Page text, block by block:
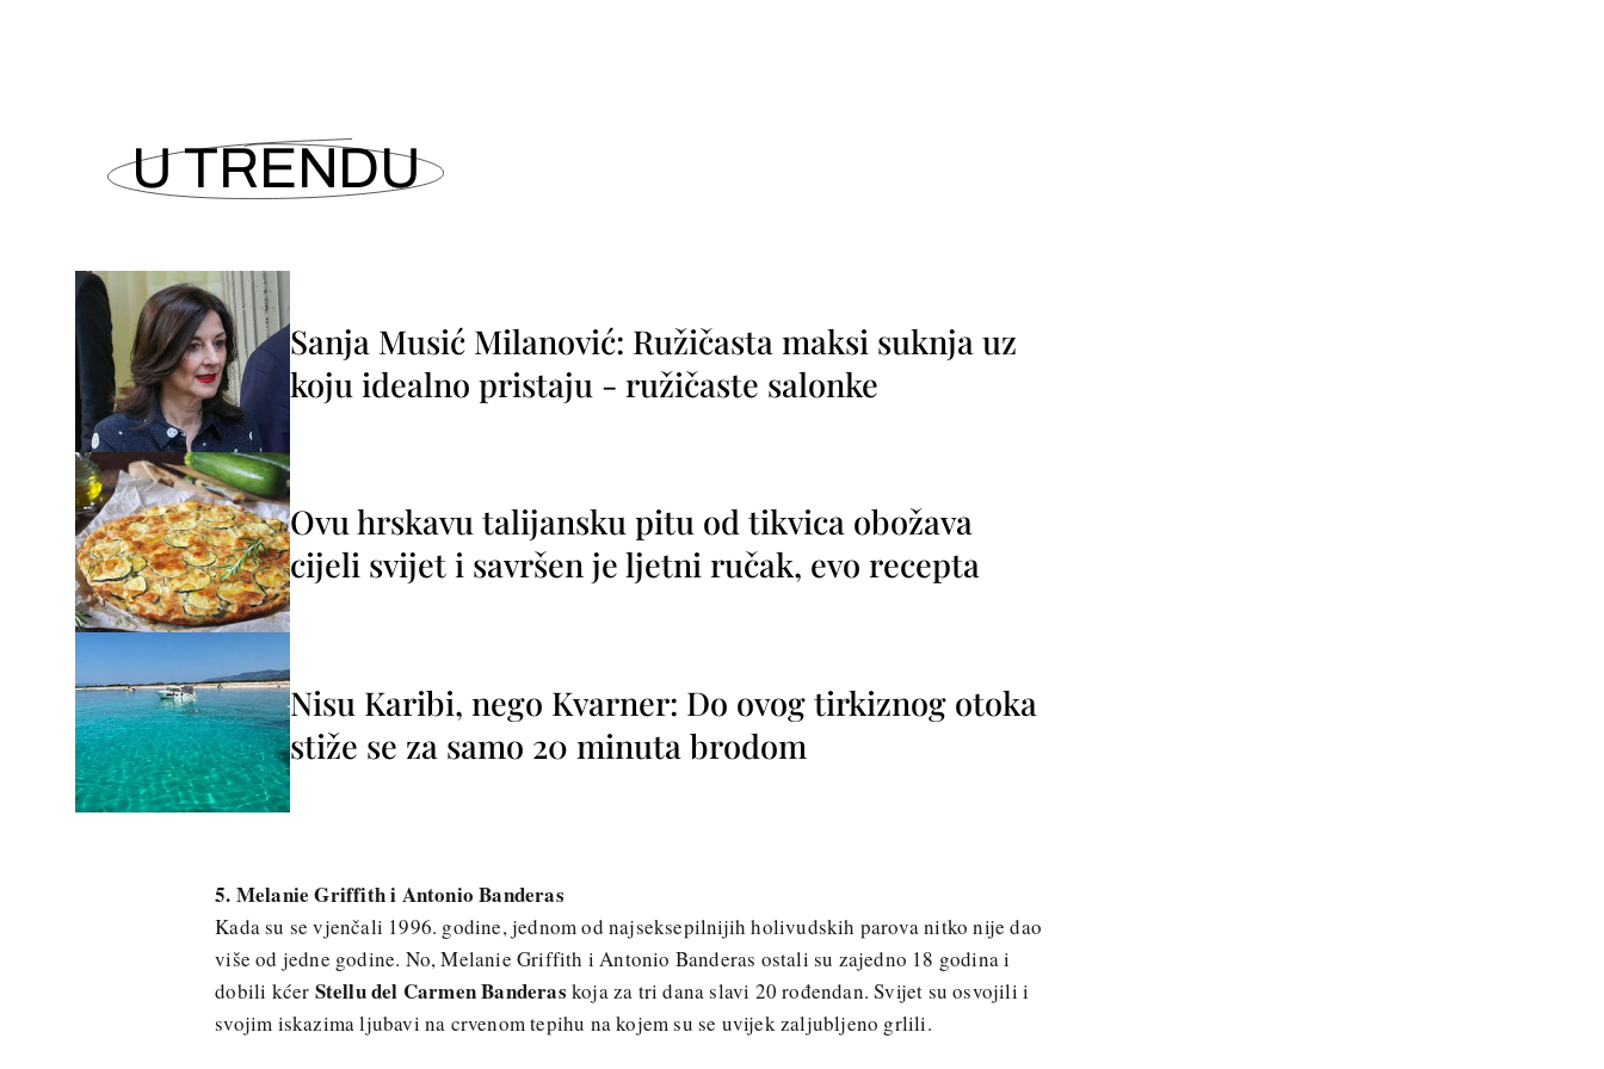
U TRENDU
Sanja Musić Milanović: Ružičasta maksi suknja uz
koju idealno pristaju - ružičaste salonke
Ovu hrskavu talijansku pitu od tikvica obožava
cijeli svijet i savršen je ljetni ručak, evo recepta
Nisu Karibi, nego Kvarner: Do ovog tirkiznog otoka
stiže se za samo 20 minuta brodom
5. Melanie Griffith i Antonio Banderas
Kada su se vjenčali 1996. godine, jednom od najseksepilnijih holivudskih parova nitko nije dao
više od jedne godine. No, Melanie Griffith i Antonio Banderas ostali su zajedno 18 godina i
dobili kćer Stellu del Carmen Banderas koja za tri dana slavi 20 rođendan. Svijet su osvojili i
svojim iskazima ljubavi na crvenom tepihu na kojem su se uvijek zaljubljeno grlili.